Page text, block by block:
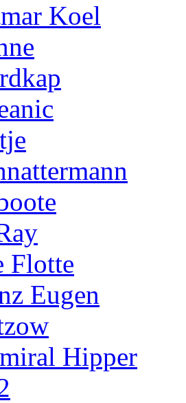
Koel
Flotte
Eugen
Hipper